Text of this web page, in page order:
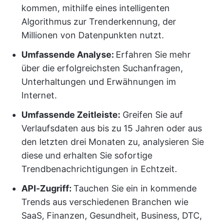
kommen, mithilfe eines intelligenten
Algorithmus zur Trenderkennung, der
Millionen von Datenpunkten nutzt.
Umfassende Analyse: Erfahren Sie mehr
über die erfolgreichsten Suchanfragen,
Unterhaltungen und Erwähnungen im
Internet.
Umfassende Zeitleiste: Greifen Sie auf
Verlaufsdaten aus bis zu 15 Jahren oder aus
den letzten drei Monaten zu, analysieren Sie
diese und erhalten Sie sofortige
Trendbenachrichtigungen in Echtzeit.
API-Zugriff: Tauchen Sie ein in kommende
Trends aus verschiedenen Branchen wie
SaaS, Finanzen, Gesundheit, Business, DTC,